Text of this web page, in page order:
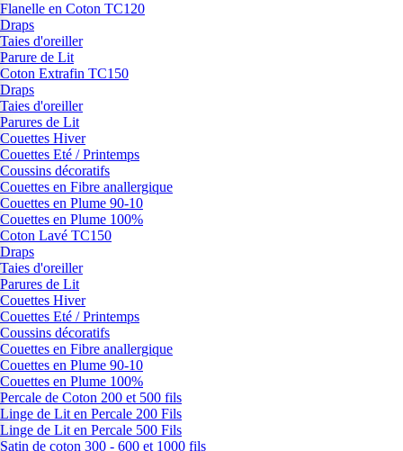
Flanelle en Coton TC120
Draps
Taies d'oreiller
Parure de Lit
Coton Extrafin TC150
Draps
Taies d'oreiller
Parures de Lit
Couettes Hiver
Couettes Eté / Printemps
Coussins décoratifs
Couettes en Fibre anallergique
Couettes en Plume 90-10
Couettes en Plume 100%
Coton Lavé TC150
Draps
Taies d'oreiller
Parures de Lit
Couettes Hiver
Couettes Eté / Printemps
Coussins décoratifs
Couettes en Fibre anallergique
Couettes en Plume 90-10
Couettes en Plume 100%
Percale de Coton 200 et 500 fils
Linge de Lit en Percale 200 Fils
Linge de Lit en Percale 500 Fils
Satin de coton 300 - 600 et 1000 fils